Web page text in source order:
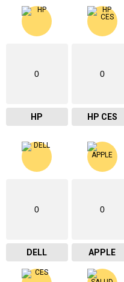
0
HP
0
HP CES
0
DELL
0
APPLE